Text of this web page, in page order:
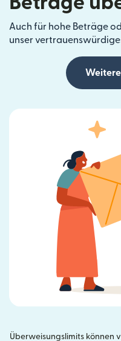
Auch für hohe Beträge
unser
Überweisungslimits können